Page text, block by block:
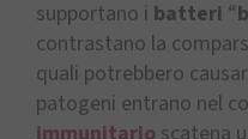
supportano i batteri “
contrastano la
quali potrebbero
patogeni entrano nel